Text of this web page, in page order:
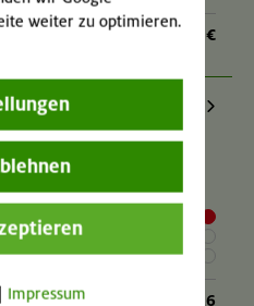
– €
3518 m
11.-13.09.26
weiter zu optimieren.
Impressum